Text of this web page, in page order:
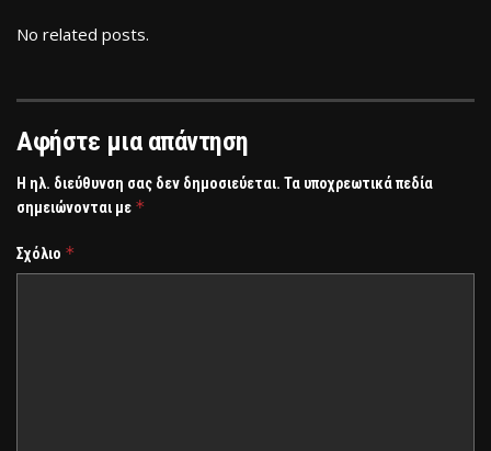
No related posts.
Αφήστε μια απάντηση
Η ηλ. διεύθυνση σας δεν δημοσιεύεται. Τα υποχρεωτικά πεδία
σημειώνονται με *
Σχόλιο *